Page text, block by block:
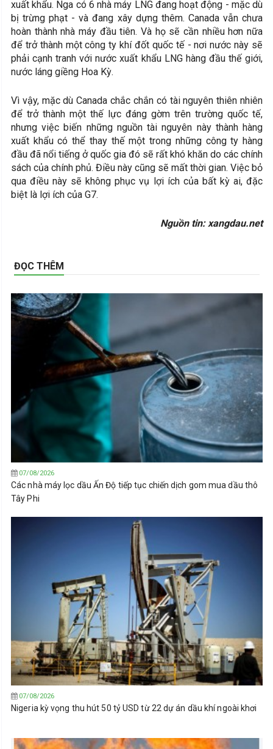
xuất khẩu. Nga có 6 nhà máy LNG đang hoạt động - mặc dù
bị trừng phạt - và đang xây dựng thêm. Canada vẫn chưa
hoàn thành nhà máy đầu tiên. Và họ sẽ cần nhiều hơn nữa
để trở thành một công ty khí đốt quốc tế - nơi nước này sẽ
phải cạnh tranh với nước xuất khẩu LNG hàng đầu thế giới,
nước láng giềng Hoa Kỳ.
Vì vậy, mặc dù Canada chắc chắn có tài nguyên thiên nhiên
để trở thành một thế lực đáng gờm trên trường quốc tế,
nhưng việc biến những nguồn tài nguyên này thành hàng
xuất khẩu có thể thay thế một trong những công ty hàng
đầu đã nổi tiếng ở quốc gia đó sẽ rất khó khăn do các chính
sách của chính phủ. Điều này cũng sẽ mất thời gian. Việc bỏ
qua điều này sẽ không phục vụ lợi ích của bất kỳ ai, đặc
biệt là lợi ích của G7.
Nguồn tin: xangdau.net
ĐỌC THÊM
07/08/2026
Các nhà máy lọc dầu Ấn Độ tiếp tục chiến dịch gom mua dầu thô
Tây Phi
07/08/2026
Nigeria kỳ vọng thu hút 50 tỷ USD từ 22 dự án dầu khí ngoài khơi